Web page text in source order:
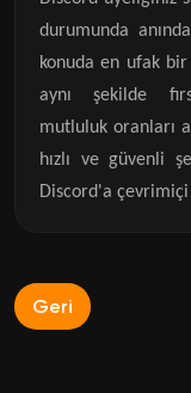
durumunda
konuda en ufak
aynı şekilde
mutluluk oranları
hızlı ve güvenli
Discord'a
Geri